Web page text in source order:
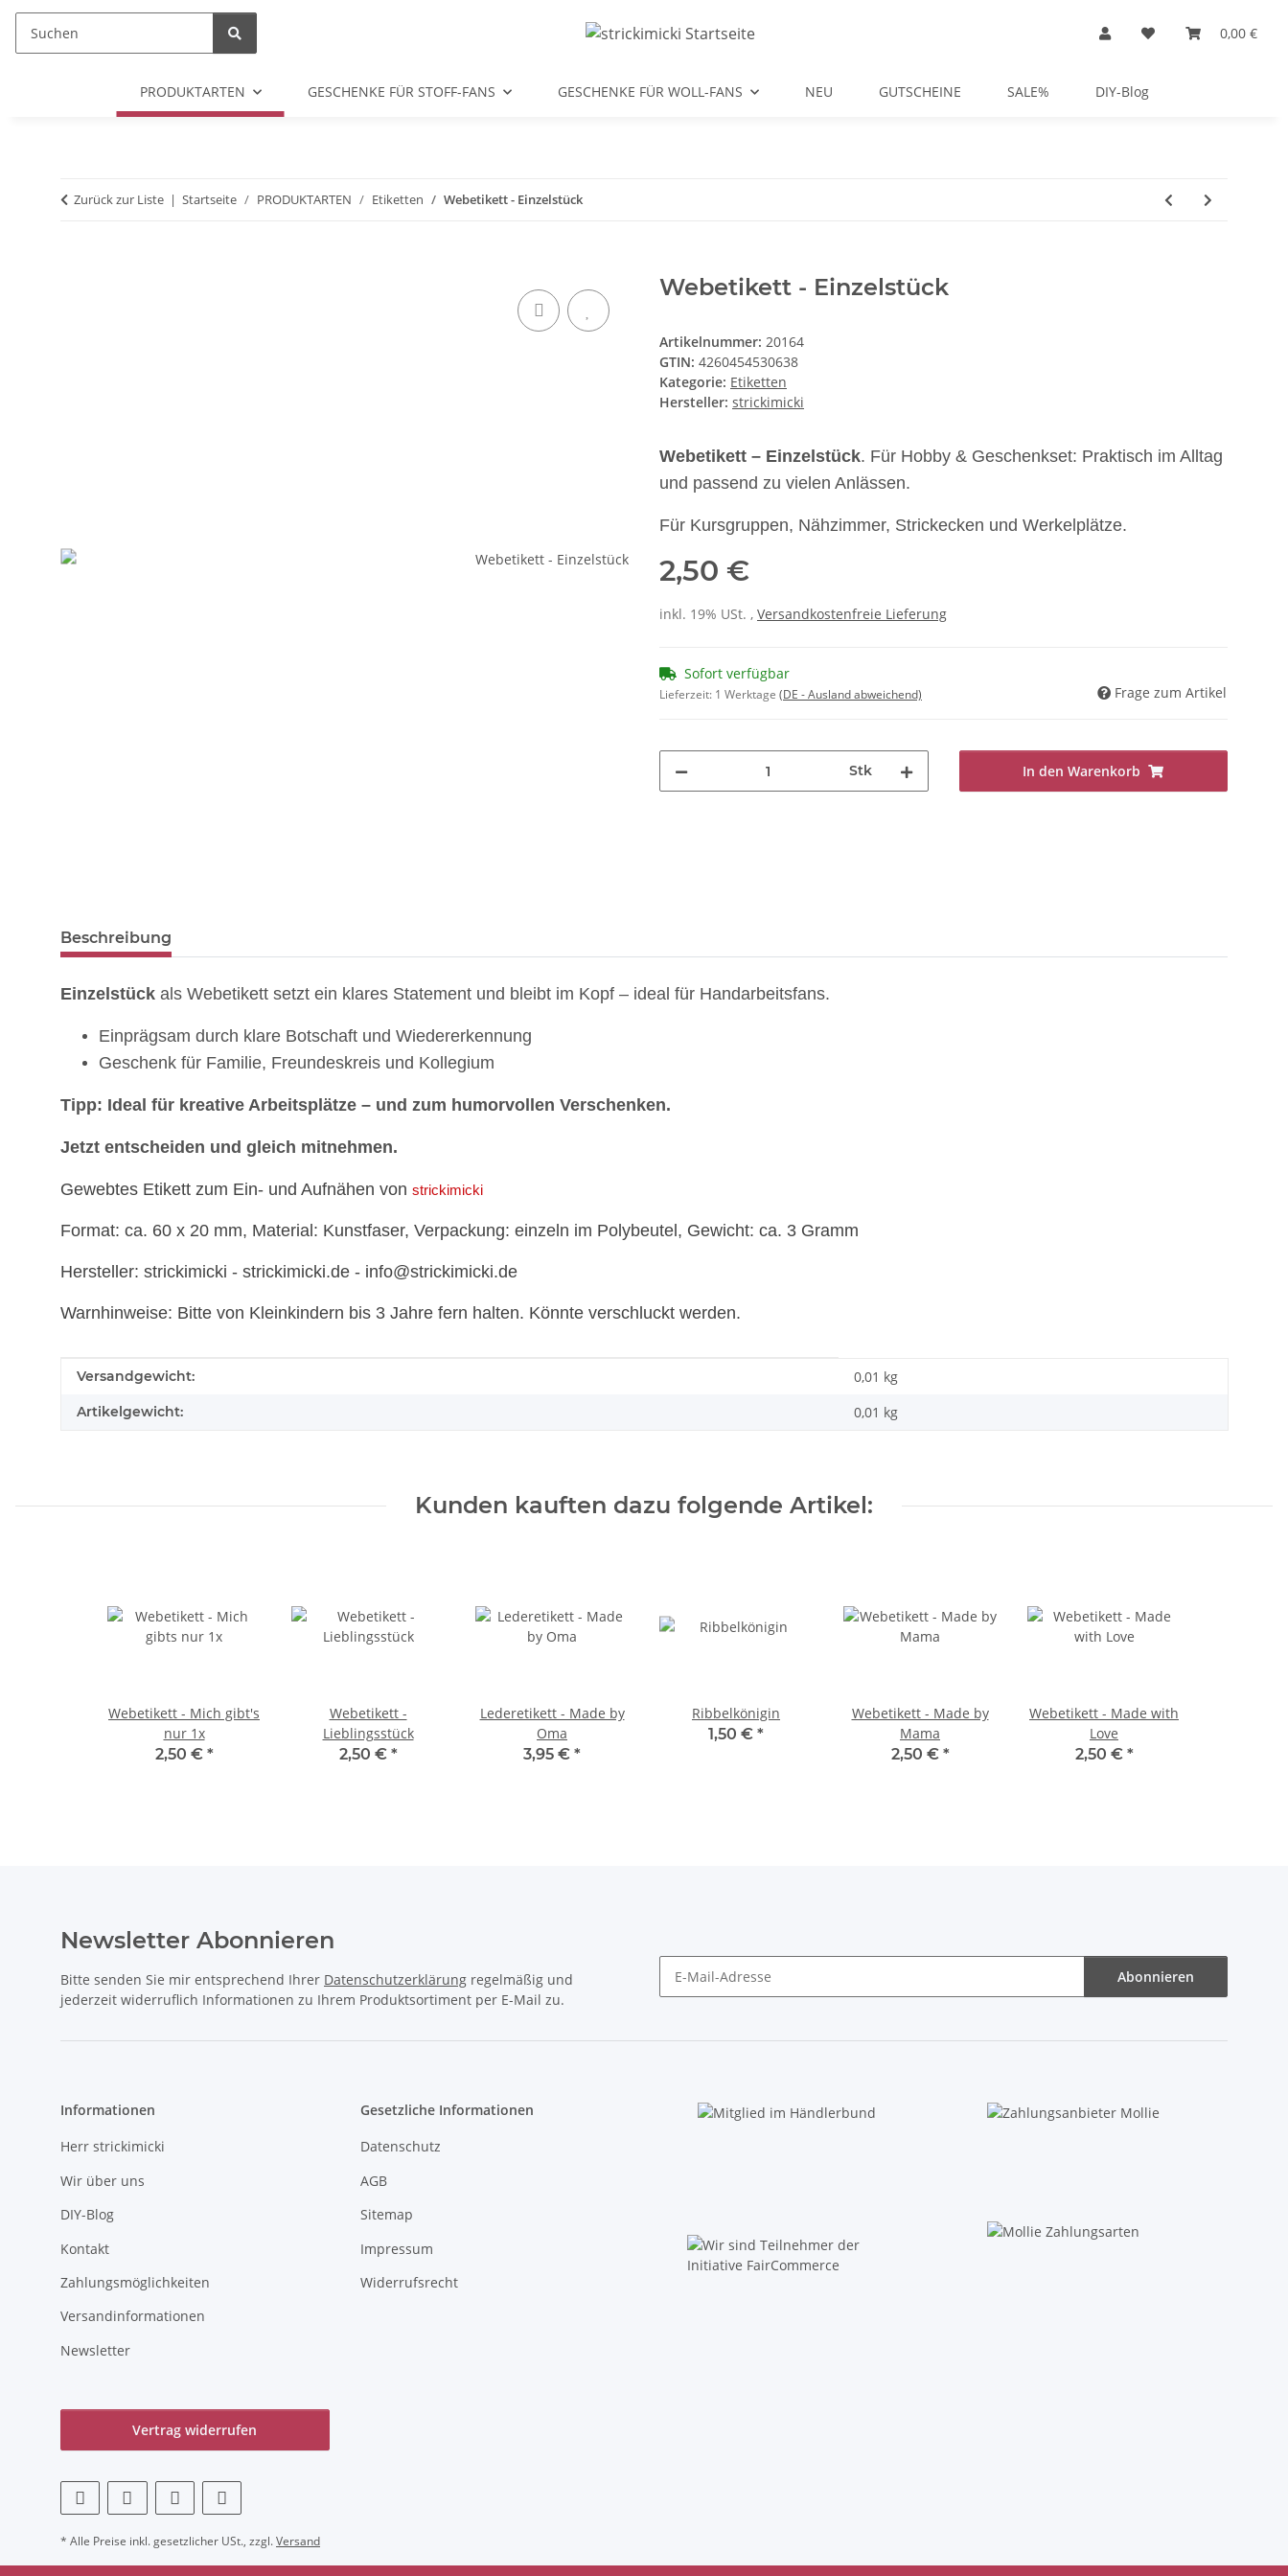
0,00 €
PRODUKTARTEN GESCHENKE FÜR STOFF-FANS GESCHENKE FÜR WOLL-FANS NEU GUTSCHEINE SALE% DIY-Blog
Zurück zur Liste Startseite PRODUKTARTEN Etiketten Webetikett - Einzelstück
Webetikett - Einzelstück
Artikelnummer: 20164
GTIN: 4260454530638
Kategorie: Etiketten
Hersteller: strickimicki
Webetikett – Einzelstück. Für Hobby & Geschenkset: Praktisch im Alltag
und passend zu vielen Anlässen.
Für Kursgruppen, Nähzimmer, Strickecken und Werkelplätze.
2,50 €
inkl. 19% USt. , Versandkostenfreie Lieferung
Sofort verfügbar
Lieferzeit: 1 Werktage (DE - Ausland abweichend) Frage zum Artikel
Stk In den Warenkorb
weitere Registerkarten anzeigen
Beschreibung
Einzelstück als Webetikett setzt ein klares Statement und bleibt im Kopf – ideal für Handarbeitsfans.
Einprägsam durch klare Botschaft und Wiedererkennung
Geschenk für Familie, Freundeskreis und Kollegium
Tipp: Ideal für kreative Arbeitsplätze – und zum humorvollen Verschenken.
Jetzt entscheiden und gleich mitnehmen.
Gewebtes Etikett zum Ein- und Aufnähen von strickimicki
Format: ca. 60 x 20 mm, Material: Kunstfaser, Verpackung: einzeln im Polybeutel, Gewicht: ca. 3 Gramm
Hersteller: strickimicki - strickimicki.de - info@strickimicki.de
Warnhinweise: Bitte von Kleinkindern bis 3 Jahre fern halten. Könnte verschluckt werden.
Produkteigenschaft
Wert
Versandgewicht: 0,01 kg
Artikelgewicht: 0,01 kg
Kunden kauften dazu folgende Artikel:
Webetikett - Mich gibt's
nur 1x
2,50 € *
Webetikett -
Lieblingsstück
2,50 € *
Lederetikett - Made by
Oma
3,95 € *
Ribbelkönigin
1,50 € *
Webetikett - Made by
Mama
2,50 € *
Webetikett - Made with
Love
2,50 € *
Newsletter Abonnieren
Bitte senden Sie mir entsprechend Ihrer Datenschutzerklärung regelmäßig und
jederzeit widerruflich Informationen zu Ihrem Produktsortiment per E-Mail zu.
Abonnieren
Informationen
Herr strickimicki
Wir über uns
DIY-Blog
Kontakt
Zahlungsmöglichkeiten
Versandinformationen
Newsletter
Gesetzliche Informationen
Datenschutz
AGB
Sitemap
Impressum
Widerrufsrecht
Vertrag widerrufen
* Alle Preise inkl. gesetzlicher USt., zzgl.Versand